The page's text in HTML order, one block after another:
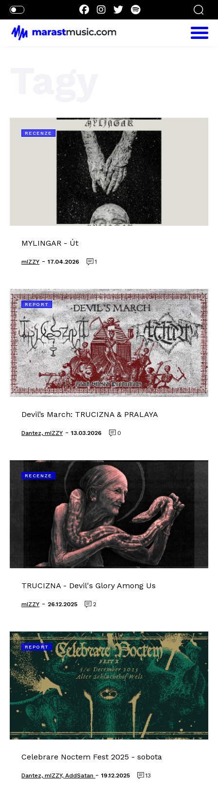
RECENZE
MYLINGAR - Út
mIZZY - 17.04.2026 1
REPORT
Devil’s March: TRUCIZNA & PRALAYA
Dantez, mIZZY - 13.03.2026 0
RECENZE
TRUCIZNA - Devil's Glory Among Us
mIZZY - 26.12.2025 2
REPORT
Celebrare Noctem Fest 2025 - sobota
Dantez, mIZZY, AddSatan - 19.12.2025 13